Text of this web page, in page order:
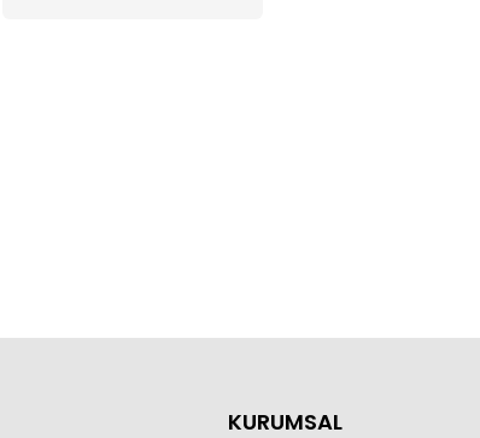
KURUMSAL